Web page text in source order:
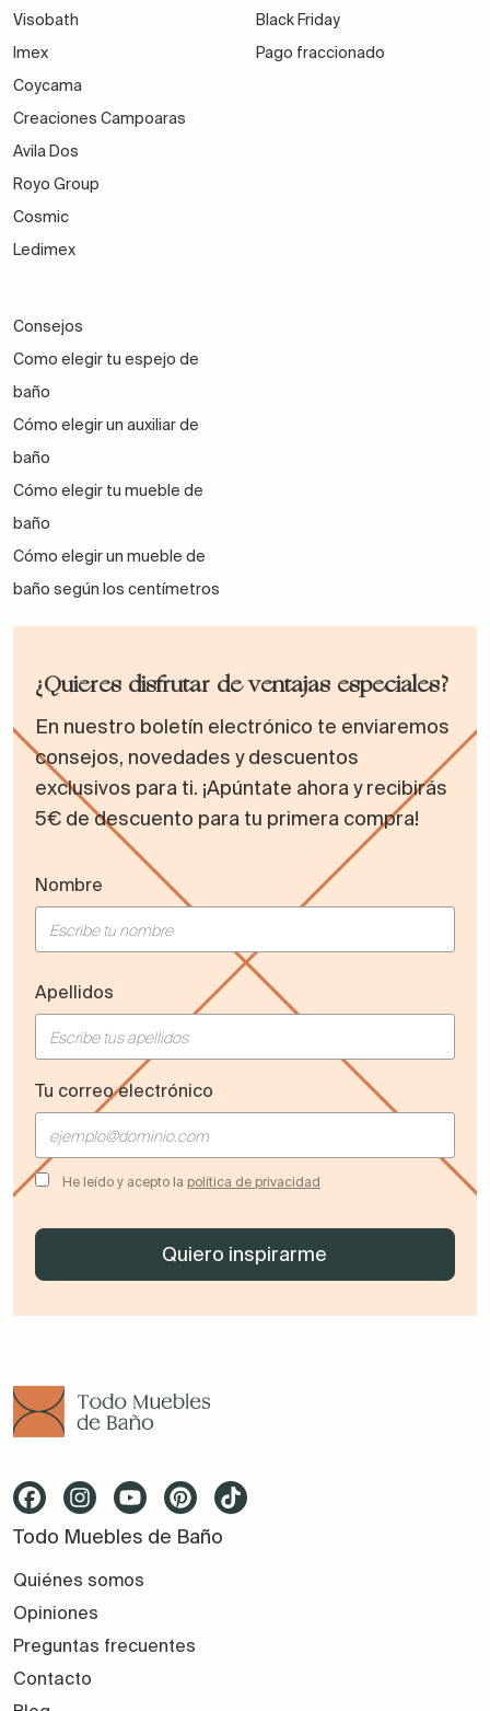
Visobath
Imex
Coycama
Creaciones Campoaras
Avila Dos
Royo Group
Cosmic
Ledimex
Black Friday
Pago fraccionado
Consejos
Como elegir tu espejo de
baño
Cómo elegir un auxiliar de
baño
Cómo elegir tu mueble de
baño
Cómo elegir un mueble de
baño según los centímetros
¿Quieres disfrutar de ventajas especiales?
En nuestro boletín electrónico te enviaremos
consejos, novedades y descuentos
exclusivos para ti. ¡Apúntate ahora y recibirás
5€ de descuento para tu primera compra!
Nombre
Apellidos
Tu correo electrónico
He leído y acepto la política de privacidad
Todo Muebles de Baño
Quiénes somos
Opiniones
Preguntas frecuentes
Contacto